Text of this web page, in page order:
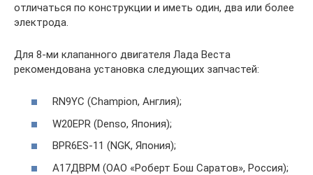
отличаться по конструкции и иметь один, два или более
электрода.
Для 8-ми клапанного двигателя Лада Веста
рекомендована установка следующих запчастей:
RN9YC (Champion, Англия);
W20EPR (Denso, Япония);
BPR6ES-11 (NGK, Япония);
А17ДВРМ (ОАО «Роберт Бош Саратов», Россия);